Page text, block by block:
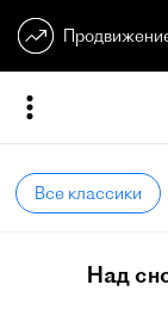
Все классики
Над